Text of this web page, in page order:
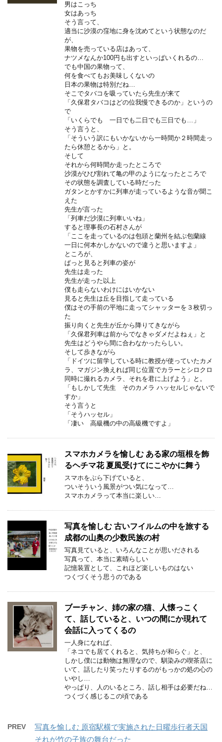
男はこっち
女はあっち
そう言って、
適当に沙漠の窪地に身を沈めてという状態なのだ
が、
果物を売っている店はあって、
ナツメなんか100円も出すといっぱいくれるの…
でも中国の果物って、
何を食べてもお美味しくないの
日本の果物は特別だね…
そこでタバコを吸っていたら先生が来て
「久保君タバコはどの位我慢できるのか」というの
で
「いくらでも 一日でも二日でも三日でも…」
そう言うと、
「そういう訳にもいかないから一時間か２時間走っ
たら休憩とるから」と。
そして
それから何時間か走ったところで
沙漠がひび割れて亀の甲のようになったところで
その状態を調査している時だった
ガタンとかすかに列車が走っているような音が聞こ
えた
先生が言った
「列車だ沙漠に列車いいね」
すると理事長の石村さんが
「ここを走っているのは包頭と蘭州を結ぶ包蘭線
一日に何本かしかないので違うと思いますよ」
ところが、
ぱっと見ると列車の姿が
先生は走った
先生が走った以上
僕も走らないわけにはいかない
見ると先生は丘を目指して走っている
僕はその手前の平地に走ってシャッターを３枚切っ
た
振り向くと先生が丘から降りてきながら
「久保君列車は前からでなきゃダメだよねぇ」と
先生はどうやら間に合わなかったらしい。
そして歩きながら
「ドイツに留学している時に教授が使っていたカメ
ラ、マガジン換えれば同じ位置でカラーとシロクロ
同時に撮れるカメラ、それを君に上げよう」と。
「もしかして先生 そのカメラ ハッセルじゃないで
すか」
そう言うと
「そうハッセル」
「凄い 高級機の中の高級機ですよ」
スマホカメラを愉しむ ある家の垣根を飾
るヘチマ花 夏風受けてにこやかに舞う
スマホをぶら下げていると、
ついそういう風景がつい気になって…
スマホカメラって本当に楽しい…
写真を愉しむ 古いフイルムの中を旅する
成都の山奥の少数民族の村
写真見ていると、いろんなことが思いだされる
写真って、本当に素晴らしい
記憶装置として、これほど楽しいものはない
つくづくそう思うのである
ブーチャン、姉の家の猫、人懐っこく
て、話していると、いつの間にか現れて
会話に入ってくるの
一人身になれば、
「ネコでも居てくれると、気持ちが和らぐ」と、
しかし僕には動物は無理なので、馴染みの喫茶店に
いて、話したり笑ったりするのがもっかの処の心の
いやし…
やっぱり、人のいるところ、話し相手は必要だね…
つくづく感じるこの頃である
PREV
写真を愉しむ 原宿駅横で実施された日曜歩行者天国
それが竹の子族の舞台だった